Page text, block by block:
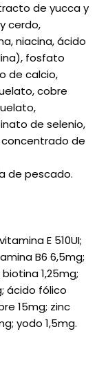
de yucca y
cerdo,
niacina, ácido
fosfato
de calcio,
cobre
de selenio,
de
de pescado.
E 510UI;
B6 6,5mg;
1,25mg;
ácido fólico
15mg; zinc
yodo 1,5mg.